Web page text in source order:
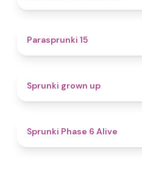
Parasprunki 15
Sprunki grown up
Sprunki Phase 6 Alive